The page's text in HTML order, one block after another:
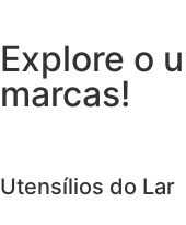
Explore o
marcas!
Utensílios do Lar